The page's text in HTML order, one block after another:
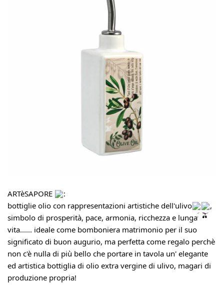
ARTèSAPORE
:
bottiglie olio con rappresentazioni artistiche dell'ulivo
,
simbolo di prosperità, pace, armonia, ricchezza e lunga
vita...... ideale come bomboniera matrimonio per il suo
significato di buon augurio, ma perfetta come regalo perchè
non c'è nulla di più bello che portare in tavola un' elegante
ed artistica bottiglia di olio extra vergine di ulivo, magari di
produzione propria!